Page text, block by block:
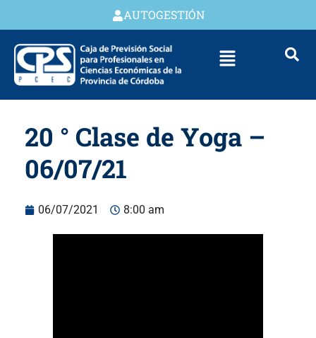
AUTOGESTIÓN
20 ° Clase de Yoga –
06/07/21
06/07/2021 8:00 am